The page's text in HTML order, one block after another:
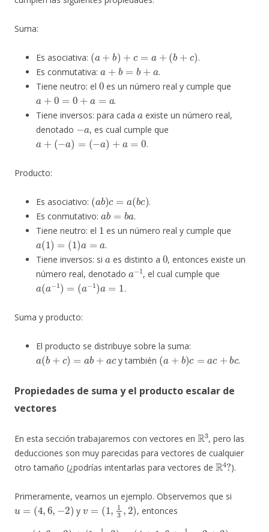
Suma:
Es asociativa:
(a ) +
.
Es conmutativa:
a b= b +a
.
Tiene neutro: el
0
es un número real y cumple que
a+0=0+a=a
.
Tiene inversos: para cada
existe un número real,
denotado
−a
, es cual cumple que
a+(−a)=( a)+a=0
.
Producto:
Es asociativo:
(a b bc
.
Es conmutativo:
ab ba
.
Tiene neutro: el
1
es un número real y cumple que
a(1)= (1)a=a
.
Tiene inversos: si
a
es distinto a
0
, entonces existe un
número real, denotado
a−1
, el cual cumple que
a(a−1) =(a− 1)a=1
.
Suma y producto:
El producto se distribuye sobre la suma:
a(b+c)=ab+ac
y también
(a+b)c=
.
Propiedades de suma y el producto escalar de
vectores
En esta sección trabajaremos con vectores en
R3
, pero las
deducciones son muy parecidas para vectores de cualquier
otro tamaño (¿podrías intentarlas para vectores de
R4?
).
Primeramente, veamos un ejemplo. Observemos que si
u=(4,6,−2)
y
v=(1,13,2)
, entonces
6, −2 (1 1 ,2 = 4+1 + 1 3 − + 2 =( 4, 1 3+6
−2 ) (1, ,2) + 4 6, −2 ,